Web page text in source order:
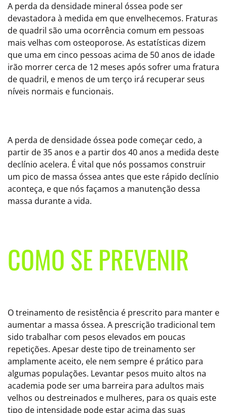
A perda da densidade mineral óssea pode ser
devastadora à medida em que envelhecemos. Fraturas
de quadril são uma ocorrência comum em pessoas
mais velhas com osteoporose. As estatísticas dizem
que uma em cinco pessoas acima de 50 anos de idade
irão morrer cerca de 12 meses após sofrer uma fratura
de quadril, e menos de um terço irá recuperar seus
níveis normais e funcionais.
A perda de densidade óssea pode começar cedo, a
partir de 35 anos e a partir dos 40 anos a medida deste
declínio acelera. É vital que nós possamos construir
um pico de massa óssea antes que este rápido declínio
aconteça, e que nós façamos a manutenção dessa
massa durante a vida.
COMO SE PREVENIR
O treinamento de resistência é prescrito para manter e
aumentar a massa óssea. A prescrição tradicional tem
sido trabalhar com pesos elevados em poucas
repetições. Apesar deste tipo de treinamento ser
amplamente aceito, ele nem sempre é prático para
algumas populações. Levantar pesos muito altos na
academia pode ser uma barreira para adultos mais
velhos ou destreinados e mulheres, para os quais este
tipo de intensidade pode estar acima das suas